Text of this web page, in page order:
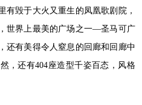
有毁于大火又重生的凤凰歌剧院，
世界上最美的广场之一—圣马可广
还有美得令人窒息的回廊和回廊中
，还有404座造型千姿百态，风格